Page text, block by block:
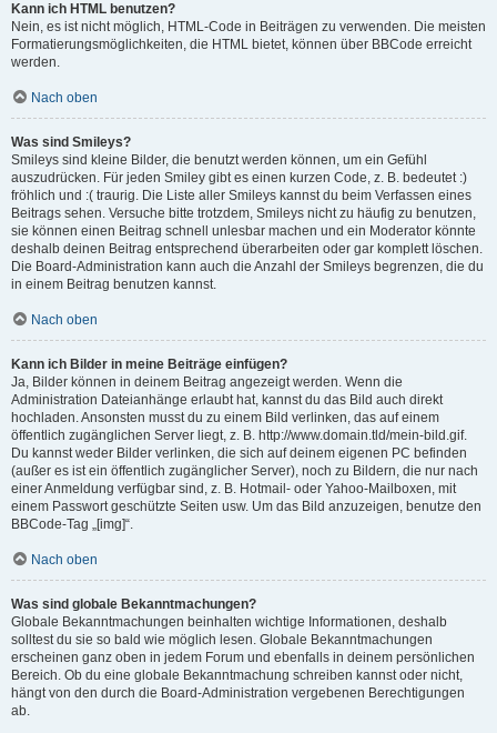
Kann ich HTML benutzen?
Nein, es ist nicht möglich, HTML-Code in Beiträgen zu verwenden. Die meisten
Formatierungsmöglichkeiten, die HTML bietet, können über BBCode erreicht
werden.
Nach oben
Was sind Smileys?
Smileys sind kleine Bilder, die benutzt werden können, um ein Gefühl
auszudrücken. Für jeden Smiley gibt es einen kurzen Code, z. B. bedeutet :)
fröhlich und :( traurig. Die Liste aller Smileys kannst du beim Verfassen eines
Beitrags sehen. Versuche bitte trotzdem, Smileys nicht zu häufig zu benutzen,
sie können einen Beitrag schnell unlesbar machen und ein Moderator könnte
deshalb deinen Beitrag entsprechend überarbeiten oder gar komplett löschen.
Die Board-Administration kann auch die Anzahl der Smileys begrenzen, die du
in einem Beitrag benutzen kannst.
Nach oben
Kann ich Bilder in meine Beiträge einfügen?
Ja, Bilder können in deinem Beitrag angezeigt werden. Wenn die
Administration Dateianhänge erlaubt hat, kannst du das Bild auch direkt
hochladen. Ansonsten musst du zu einem Bild verlinken, das auf einem
öffentlich zugänglichen Server liegt, z. B. http://www.domain.tld/mein-bild.gif.
Du kannst weder Bilder verlinken, die sich auf deinem eigenen PC befinden
(außer es ist ein öffentlich zugänglicher Server), noch zu Bildern, die nur nach
einer Anmeldung verfügbar sind, z. B. Hotmail- oder Yahoo-Mailboxen, mit
einem Passwort geschützte Seiten usw. Um das Bild anzuzeigen, benutze den
BBCode-Tag „[img]“.
Nach oben
Was sind globale Bekanntmachungen?
Globale Bekanntmachungen beinhalten wichtige Informationen, deshalb
solltest du sie so bald wie möglich lesen. Globale Bekanntmachungen
erscheinen ganz oben in jedem Forum und ebenfalls in deinem persönlichen
Bereich. Ob du eine globale Bekanntmachung schreiben kannst oder nicht,
hängt von den durch die Board-Administration vergebenen Berechtigungen
ab.